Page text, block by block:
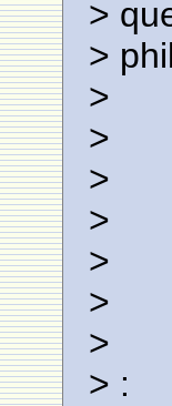
>
>
>
>
>
>
>
>
>
> :